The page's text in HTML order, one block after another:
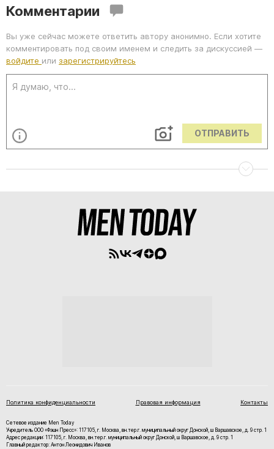
Комментарии
Вы уже сейчас можете ответить автору анонимно. Если хотите
комментировать под своим именем и следить за дискуссией —
войдите или зарегистрируйтесь
ОТПРАВИТЬ
Политика конфиденциальности Правовая информация Контакты
Сетевое издание Men Today
Учредитель ООО «Фэшн Пресс»: 117105, г. Москва, вн.тер.г. муниципальный округ Донской, ш Варшавское, д. 9 стр. 1
Адрес редакции: 117105, г. Москва, вн.тер.г. муниципальный округ Донской, ш Варшавское, д. 9 стр. 1
Главный редактор: Антон Леонидович Иванов